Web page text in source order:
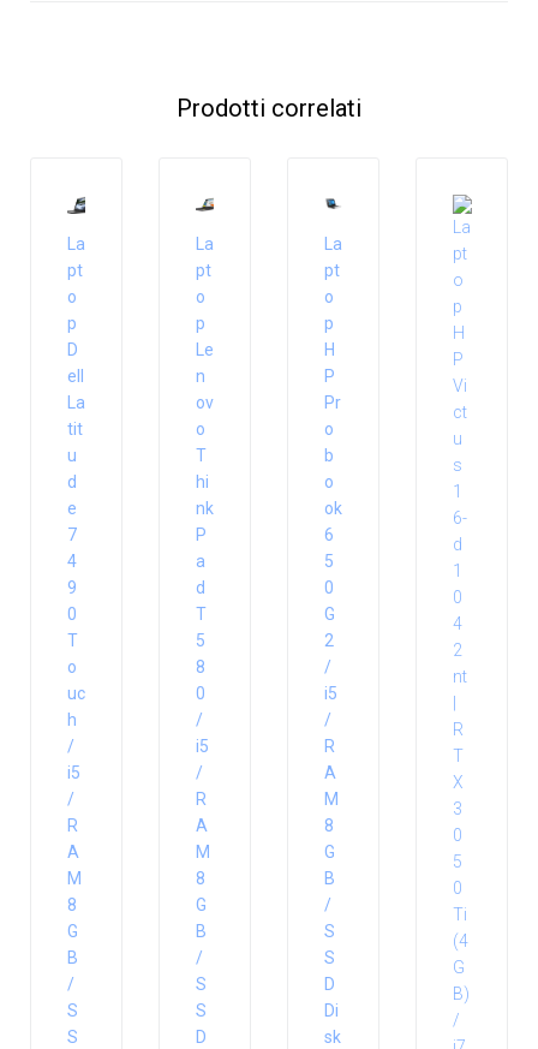
Prodotti correlati
La
pt
o
p
D
ell
La
tit
u
d
e
7
4
9
0
T
o
uc
h
/
i5
/
R
A
M
8
G
B
/
S
S
La
pt
o
p
Le
n
ov
o
T
hi
nk
P
a
d
T
5
8
0
/
i5
/
R
A
M
8
G
B
/
S
S
D
La
pt
o
p
H
P
Pr
o
b
o
ok
6
5
0
G
2
/
i5
/
R
A
M
8
G
B
/
S
S
D
Di
sk